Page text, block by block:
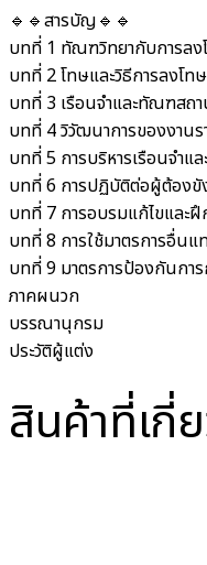
🔹🔹สารบัญ🔹🔹
บทที่ 1 ทัณฑวิทยากับการลง
บทที่ 2 โทษและวิธีการลงโทษ
บทที่ 3 เรือนจำและทัณฑสถ
บทที่ 4 วิวัฒนาการของงาน
บทที่ 5 การบริหารเรือนจำแ
บทที่ 6 การปฏิบัติต่อผู้ต้องขั
บทที่ 7 การอบรมแก้ไขและ
บทที่ 8 การใช้มาตรการอื่น
บทที่ 9 มาตรการป้องกันการ
ภาคผนวก
บรรณานุกรม
ประวัติผู้แต่ง
สินค้าที่เกี่